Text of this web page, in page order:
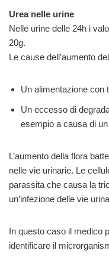
Urea nelle urine
Nelle urine delle 24h i
20g.
Le cause dell’aumento
Un alimentazione con
Un eccesso di
esempio a causa di un
L’aumento della flora
nelle vie urinarie. Le
parassita che causa la
un’infezione delle vie
In questo caso il medico
identificare il